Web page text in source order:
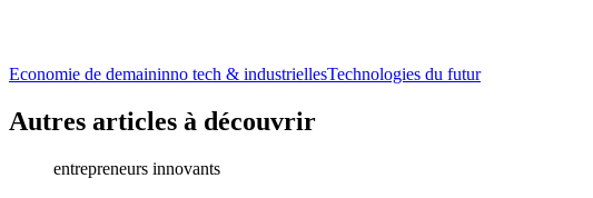
Economie de demaininno tech & industriellesTechnologies du futur
Autres articles à découvrir
entrepreneurs innovants